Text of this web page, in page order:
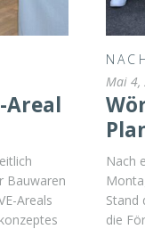
Areal
Bauwaren
Areals
Mai 4,
Nach
Stand
die